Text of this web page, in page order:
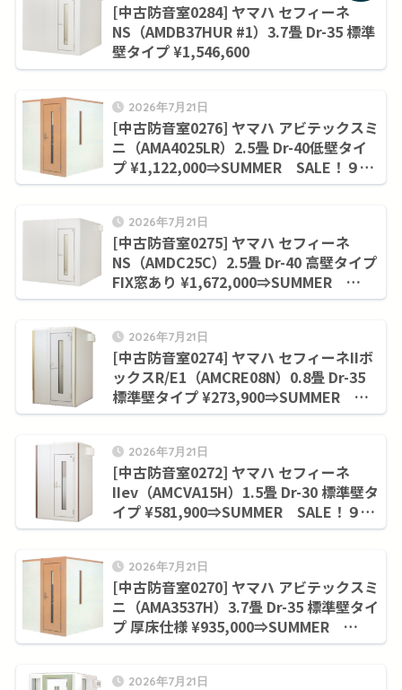
[中古防音室0284] ヤマハ セフィーネ
NS（AMDB37HUR #1）3.7畳 Dr-35 標準
壁タイプ ¥1,546,600
2026年7月21日
[中古防音室0276] ヤマハ アビテックスミ
ニ（AMA4025LR）2.5畳 Dr-40低壁タイ
プ ¥1,122,000⇒SUMMER SALE！９月
末まで¥1,045,000
2026年7月21日
[中古防音室0275] ヤマハ セフィーネ
NS（AMDC25C）2.5畳 Dr-40 高壁タイプ
FIX窓あり ¥1,672,000⇒SUMMER
SALE！９月末まで¥1,415,700
2026年7月21日
[中古防音室0274] ヤマハ セフィーネIIボ
ックスR/E1（AMCRE08N）0.8畳 Dr-35
標準壁タイプ ¥273,900⇒SUMMER
SALE！９月末まで¥228,800
2026年7月21日
[中古防音室0272] ヤマハ セフィーネ
IIev（AMCVA15H）1.5畳 Dr-30 標準壁タ
イプ ¥581,900⇒SUMMER SALE！９月
末まで¥506,000
2026年7月21日
[中古防音室0270] ヤマハ アビテックスミ
ニ（AMA3537H）3.7畳 Dr-35 標準壁タイ
プ 厚床仕様 ¥935,000⇒SUMMER
SALE！９月末まで¥858,000
2026年7月21日